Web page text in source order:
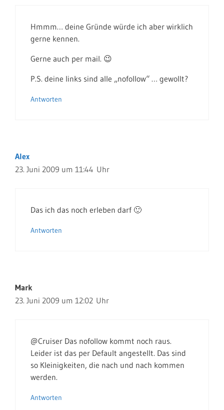
Hmmm… deine Gründe würde ich aber wirklich
gerne kennen.
Gerne auch per mail. 😉
P.S. deine links sind alle „nofollow“ … gewollt?
Antworten
Alex
23. Juni 2009 um 11:44 Uhr
Das ich das noch erleben darf 🙂
Antworten
Mark
23. Juni 2009 um 12:02 Uhr
@Cruiser Das nofollow kommt noch raus.
Leider ist das per Default angestellt. Das sind
so Kleinigkeiten, die nach und nach kommen
werden.
Antworten